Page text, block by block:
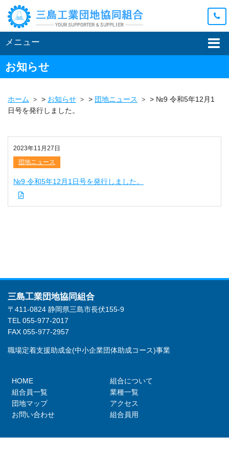
メニュー
お知らせ
ホーム > お知らせ > 団地ニュース > №9 令和5年12月1
日号を発行しました。
2023年11月27日
団地ニュース
№9 令和5年12月1日号を発行しました。
三島工業団地協同組合
〒411-0824 静岡県三島市長伏155-9
TEL 055-977-2017
FAX 055-977-2957
職場定着支援助成金(中小企業団体助成コース)事業
HOME
組合について
組合員一覧
業種一覧
団地マップ
アクセス
お問い合わせ
組合員用